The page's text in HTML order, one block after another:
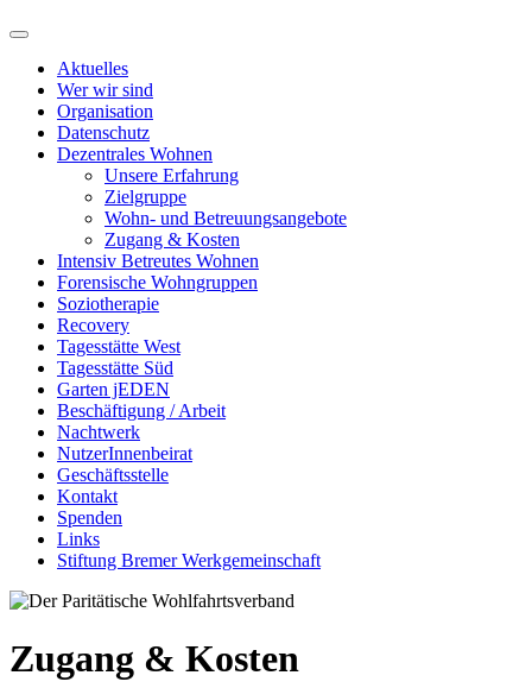
Aktuelles
Wer wir sind
Organisation
Datenschutz
Dezentrales Wohnen
Unsere Erfahrung
Zielgruppe
Wohn- und Betreuungsangebote
Zugang & Kosten
Intensiv Betreutes Wohnen
Forensische Wohngruppen
Soziotherapie
Recovery
Tagesstätte West
Tagesstätte Süd
Garten jEDEN
Beschäftigung / Arbeit
Nachtwerk
NutzerInnenbeirat
Geschäftsstelle
Kontakt
Spenden
Links
Stiftung Bremer Werkgemeinschaft
Zugang & Kosten